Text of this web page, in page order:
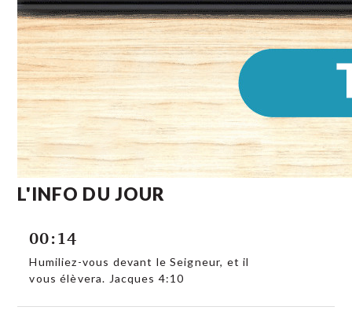
L'INFO DU JOUR
00:14
Humiliez-vous devant le Seigneur, et il
vous élèvera. Jacques 4:10